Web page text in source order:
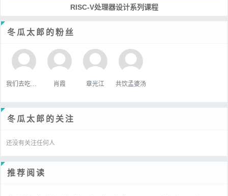
RISC-V处理器设计系列课程
冬瓜太郎的粉丝
肖霞 章光江 共饮孟婆汤
冬瓜太郎的关注
还没有关注任何人
推荐阅读